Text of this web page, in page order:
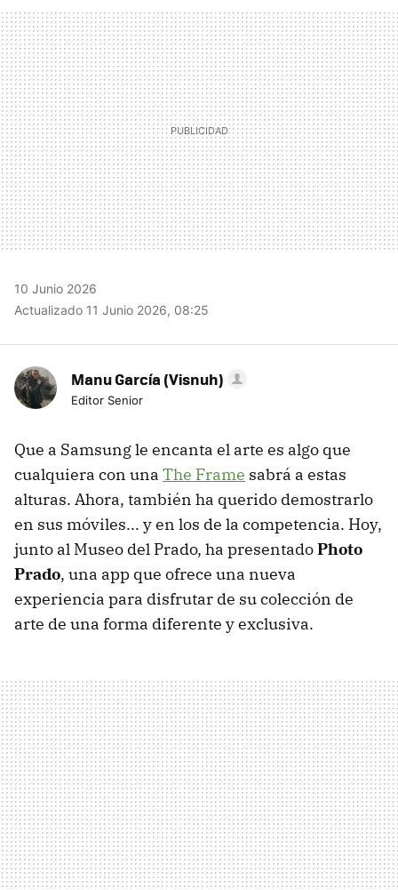
MAIL
10 Junio 2026
Actualizado 11 Junio 2026, 08:25
Manu García (Visnuh)
Editor Senior
Que a Samsung le encanta el arte es algo que
cualquiera con una The Frame sabrá a estas
alturas. Ahora, también ha querido demostrarlo
en sus móviles... y en los de la competencia. Hoy,
junto al Museo del Prado, ha presentadoPhoto
Prado, una app que ofrece una nueva
experiencia para disfrutar de su colección de
arte de una forma diferente y exclusiva.